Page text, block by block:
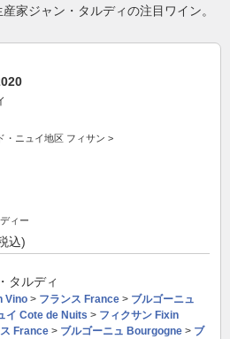
家ジャン・タルディの注目ワイン。
・ニュイ地区 フィサン >
ィー
込)
タルディ
Vino > フランス France > ブルゴーニュ
イ Cote de Nuits > フィクサン Fixin
France > ブルゴーニュ Bourgogne > ブ